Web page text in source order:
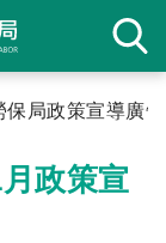
政策宣